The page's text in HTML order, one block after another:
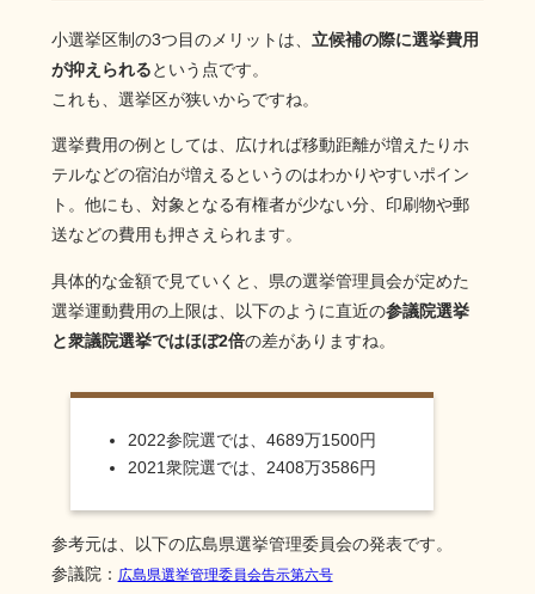
小選挙区制の3つ目のメリットは、 立候補の際に選挙費用
が抑えられる という点です。
これも、選挙区が狭いからですね。
選挙費用の例としては、広ければ移動距離が増えたりホ
テルなどの宿泊が増えるというのはわかりやすいポイン
ト。他にも、対象となる有権者が少ない分、印刷物や郵
送などの費用も押さえられます。
具体的な金額で見ていくと、県の選挙管理員会が定めた
選挙運動費用の上限は、以下のように直近の参議院選挙
と衆議院選挙ではほぼ2倍の差がありますね。
2022参院選では、4689万1500円
2021衆院選では、2408万3586円
参考元は、以下の広島県選挙管理委員会の発表です。
参議院： 広島県選挙管理委員会告示第六号